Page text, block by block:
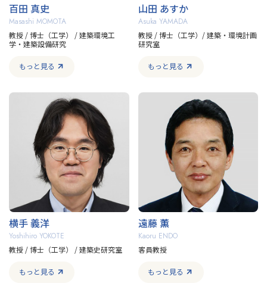
百田 真史
Masashi MOMOTA
教授 / 博士（工学） / 建築環境工
学・建築設備研究
もっと見る
山田 あすか
Asuka YAMADA
教授 / 博士（工学）/ 建築・環境計画
研究室
もっと見る
横手 義洋
Yoshihiro YOKOTE
教授 / 博士（工学） / 建築史研究室
もっと見る
遠藤 薫
Kaoru ENDO
客員教授
もっと見る